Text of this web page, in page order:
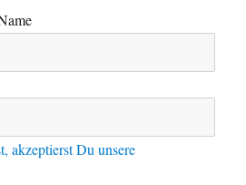
akzeptierst Du unsere